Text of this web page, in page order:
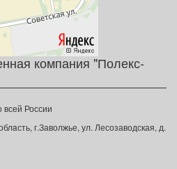
компания "Полекс-
России
, г.Заволжье, ул. Лесозаводская, д.